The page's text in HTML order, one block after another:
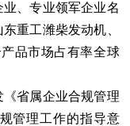
、专业领军企业名
重工潍柴发动机、
品市场占有率全球
省属企业合规管理
管理工作的指导意